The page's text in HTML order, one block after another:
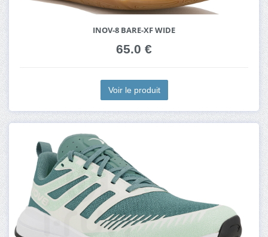
INOV-8 BARE-XF WIDE
65.0 €
Voir le produit